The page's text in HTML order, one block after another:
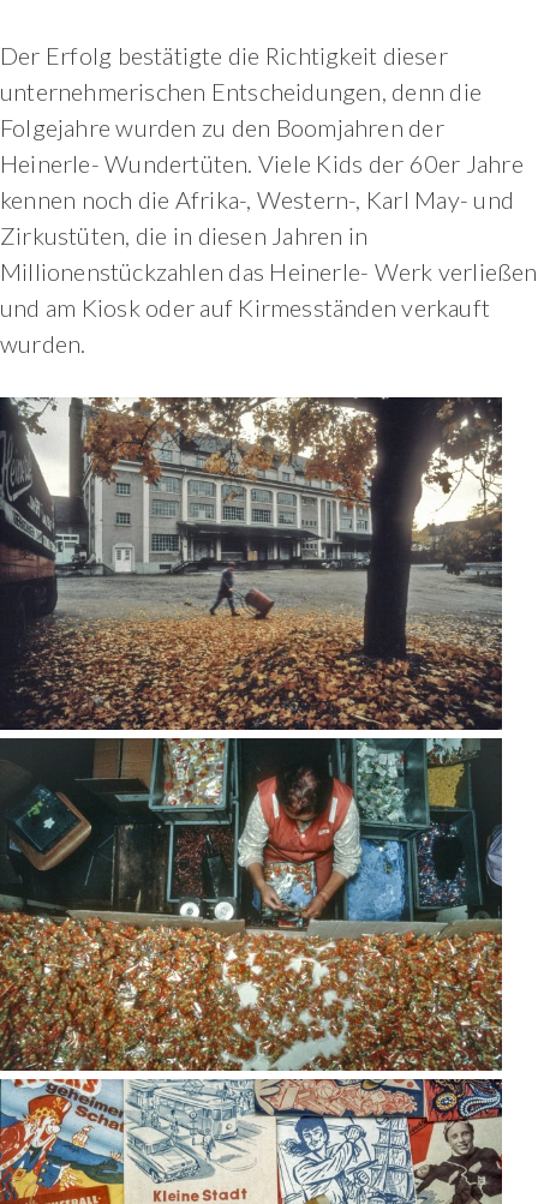
Der Erfolg bestätigte die Richtigkeit dieser
unternehmerischen Entscheidungen, denn die
Folgejahre wurden zu den Boomjahren der
Heinerle- Wundertüten. Viele Kids der 60er Jahre
kennen noch die Afrika-, Western-, Karl May- und
Zirkustüten, die in diesen Jahren in
Millionenstückzahlen das Heinerle- Werk verließen
und am Kiosk oder auf Kirmesständen verkauft
wurden.